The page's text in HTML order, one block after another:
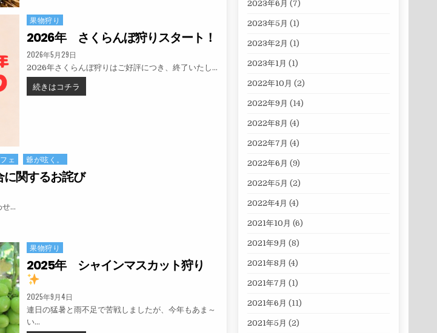
Posted in
果物狩り
2026年 さくらんぼ狩りスタート！
PUBLISHED DATE:
2026年5月29日
2026年さくらんぼ狩りはご好評につき、終了いたし…
続きはコチラ
ェ 爺が呟く。
関するお詫び
せ…
Posted in
果物狩り
2025年 シャインマスカット狩り
PUBLISHED DATE:
2025年9月4日
連日の猛暑と雨不足で苦戦しましたが、今年もあま～
い…
2023年6月 (7)
2023年5月 (1)
2023年2月 (1)
2023年1月 (1)
2022年10月 (2)
2022年9月 (14)
2022年8月 (4)
2022年7月 (4)
2022年6月 (9)
2022年5月 (2)
2022年4月 (4)
2021年10月 (6)
2021年9月 (8)
2021年8月 (4)
2021年7月 (1)
2021年6月 (11)
2021年5月 (2)